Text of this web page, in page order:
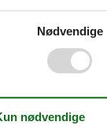
luksus
Se det største
Nødvendige